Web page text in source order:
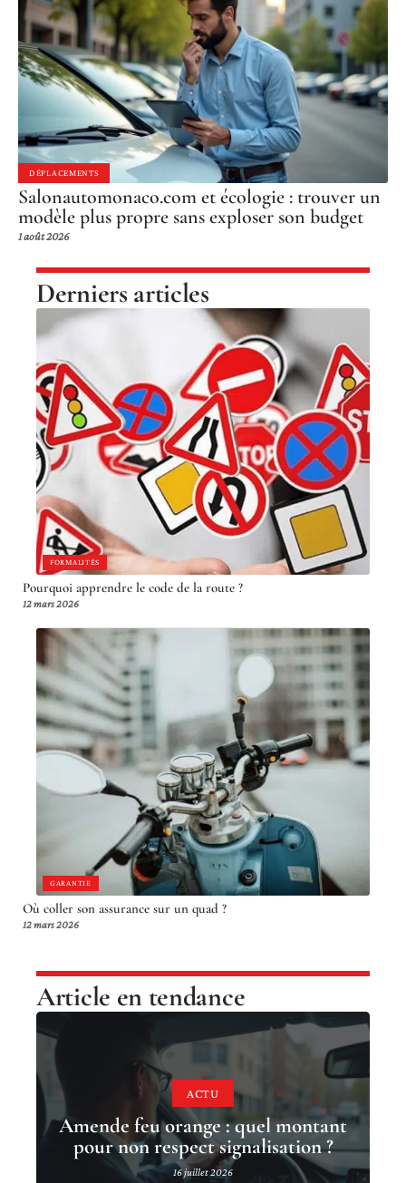
DÉPLACEMENTS
Salonautomonaco.com et écologie : trouver un
modèle plus propre sans exploser son budget
1 août 2026
Derniers articles
FORMALITÉS
Pourquoi apprendre le code de la route ?
12 mars 2026
GARANTIE
Où coller son assurance sur un quad ?
12 mars 2026
Article en tendance
ACTU
Amende feu orange : quel montant
pour non respect signalisation ?
16 juillet 2026